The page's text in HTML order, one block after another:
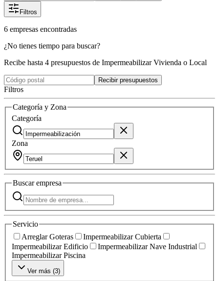
Filtros
6 empresas encontradas
¿No tienes tiempo para buscar?
Recibe hasta 4 presupuestos de Impermeabilizar Vivienda o Local
Recibir presupuestos
Filtros
Categoría y Zona
Categoría
Zona
Buscarempresa
Servicio
Arreglar Goteras
Impermeabilizar Cubierta
Impermeabilizar Edificio
Impermeabilizar Nave Industrial
Impermeabilizar Piscina
Ver más (3)